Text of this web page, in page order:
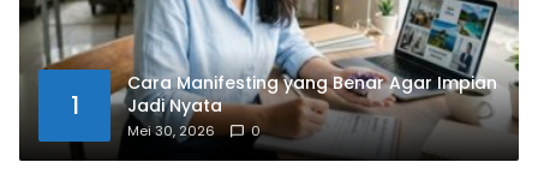
1
Cara Manifesting yang Benar Agar Impian
Jadi Nyata
Mei 30, 2026 0